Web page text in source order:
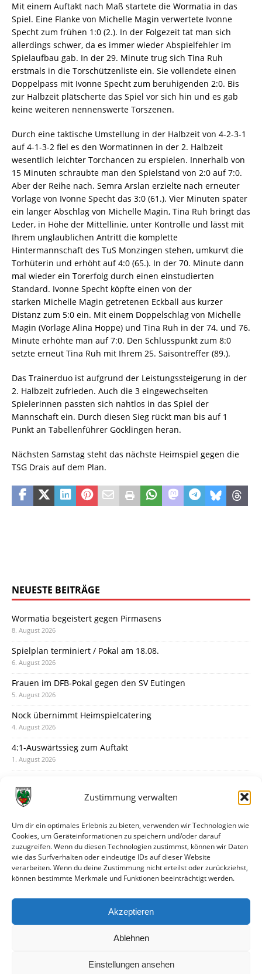
Zustimmung verwalten
Um dir ein optimales Erlebnis zu bieten, verwenden wir Technologien wie
Cookies, um Geräteinformationen zu speichern und/oder darauf
zuzugreifen. Wenn du diesen Technologien zustimmst, können wir Daten
wie das Surfverhalten oder eindeutige IDs auf dieser Website
verarbeiten. Wenn du deine Zustimmung nicht erteilst oder zurückziehst,
können bestimmte Merkmale und Funktionen beeinträchtigt werden.
Akzeptieren
Ablehnen
Einstellungen ansehen
Mit einem Auftakt nach Maß startete die Wormatia in das
Spiel. Eine Flanke von Michelle Magin verwertete Ivonne
Specht zum frühen 1:0 (2.). In der Folgezeit tat man sich
allerdings schwer, da es immer wieder Abspielfehler im
Spielaufbau gab. In der 29. Minute trug sich Tina Ruh
erstmals in die Torschützenliste ein. Sie vollendete einen
Doppelpass mit Ivonne Specht zum beruhigenden 2:0. Bis
zur Halbzeit plätscherte das Spiel vor sich hin und es gab
keine weiteren nennenswerte Torszenen.
Durch eine taktische Umstellung in der Halbzeit von 4-2-3-1
auf 4-1-3-2 fiel es den Wormatinnen in der 2. Halbzeit
wesentlich leichter Torchancen zu erspielen. Innerhalb von
15 Minuten schraubte man den Spielstand von 2:0 auf 7:0.
Aber der Reihe nach. Semra Arslan erzielte nach erneuter
Vorlage von Ivonne Specht das 3:0 (61.). Vier Minuten später
ein langer Abschlag von Michelle Magin, Tina Ruh bringt das
Leder, in Höhe der Mittellinie, unter Kontrolle und lässt mit
Ihrem unglaublichen Antritt die komplette
Hintermannschaft des TuS Monzingen stehen, umkurvt die
Torhüterin und erhöht auf 4:0 (65.). In der 70. Minute dann
mal wieder ein Torerfolg durch einen einstudierten
Standard. Ivonne Specht köpfte einen von der
starken Michelle Magin getretenen Eckball aus kurzer
Distanz zum 5:0 ein. Mit einem Doppelschlag von Michelle
Magin (Vorlage Alina Hoppe) und Tina Ruh in der 74. und 76.
Minute erhöhte man auf 7:0. Den Schlusspunkt zum 8:0
setzte erneut Tina Ruh mit Ihrem 25. Saisontreffer (89.).
Das Trainerduo ist aufgrund der Leistungssteigerung in der
2. Halbzeit zufrieden. Auch die 3 eingewechselten
Spielerinnen passten sich nahtlos in das Spiel der
Mannschaft ein. Durch diesen Sieg rückt man bis auf 1
Punkt an Tabellenführer Göcklingen heran.
Nächsten Samstag steht das nächste Heimspiel gegen die
TSG Drais auf dem Plan.
NEUESTE BEITRÄGE
Wormatia begeistert gegen Pirmasens
8. August 2026
Spielplan terminiert / Pokal am 18.08.
6. August 2026
Frauen im DFB-Pokal gegen den SV Eutingen
5. August 2026
Nock übernimmt Heimspielcatering
4. August 2026
4:1-Auswärtssieg zum Auftakt
1. August 2026
31. Juli 2026
30. Juli 2026
Deine Spielminute: 89+1
28. Juli 2026
Neuer Rückensponsor
Neue Podcast-Folge: So tickt Björn!
27. Juli 2026